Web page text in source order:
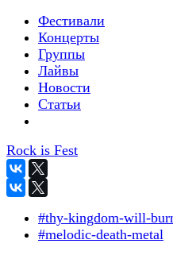
Фестивали
Концерты
Группы
Лайвы
Новости
Статьи
Rock is Fest
#thy-kingdom-will-
#melodic-death-metal